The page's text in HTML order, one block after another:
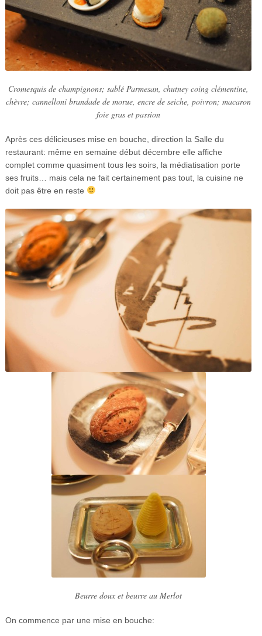
Cromesquis de champignons; sablé Parmesan, chutney coing clémentine,
chèvre; cannelloni brandade de morue, encre de seiche, poivron; macaron
foie gras et passion
Après ces délicieuses mise en bouche, direction la Salle du
restaurant: même en semaine début décembre elle affiche
complet comme quasiment tous les soirs, la médiatisation porte
ses fruits… mais cela ne fait certainement pas tout, la cuisine ne
doit pas être en reste
Beurre doux et beurre au Merlot
On commence par une mise en bouche: